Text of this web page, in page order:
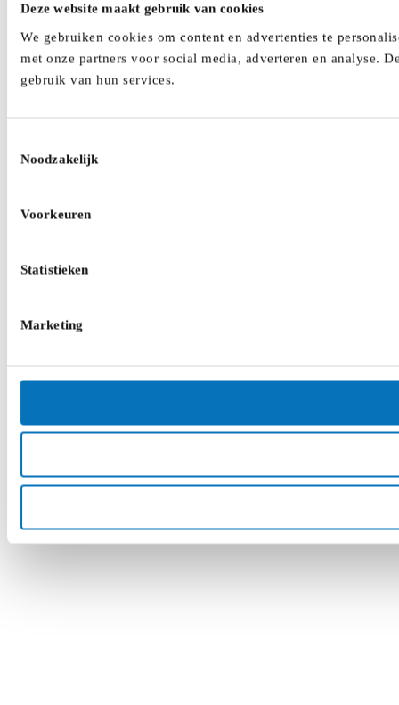
Deze website maakt gebruik van cookies
We gebruiken cookies om content en advertenties te
met onze partners voor social media, adverteren en analyse.
gebruik van hun services.
Noodzakelijk
Voorkeuren
Statistieken
Marketing